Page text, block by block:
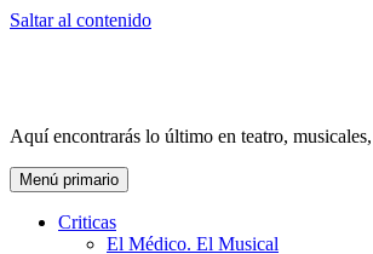
Saltar al contenido
Aquí encontrarás lo último en teatro,
Menú primario
Criticas
El Médico. El Musical